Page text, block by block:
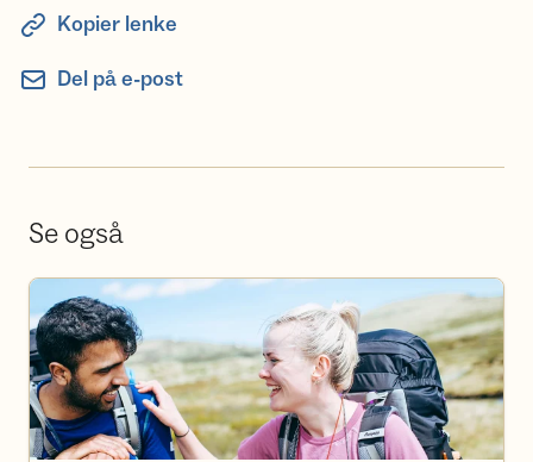
Kopier lenke
Del på e-post
Se også
Bli frivillig